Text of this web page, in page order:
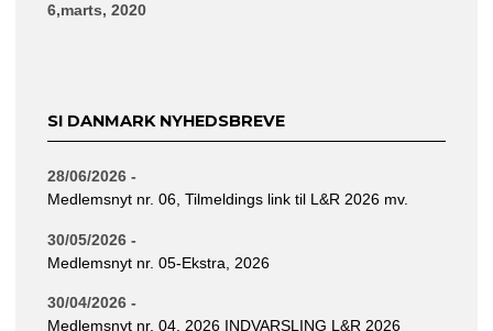
6,marts, 2020
SI DANMARK NYHEDSBREVE
28/06/2026 -
Medlemsnyt nr. 06, Tilmeldings link til L&R 2026 mv.
30/05/2026 -
Medlemsnyt nr. 05-Ekstra, 2026
30/04/2026 -
Medlemsnyt nr. 04, 2026 INDVARSLING L&R 2026